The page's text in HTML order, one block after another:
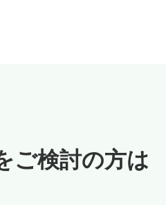
ご検討の方は